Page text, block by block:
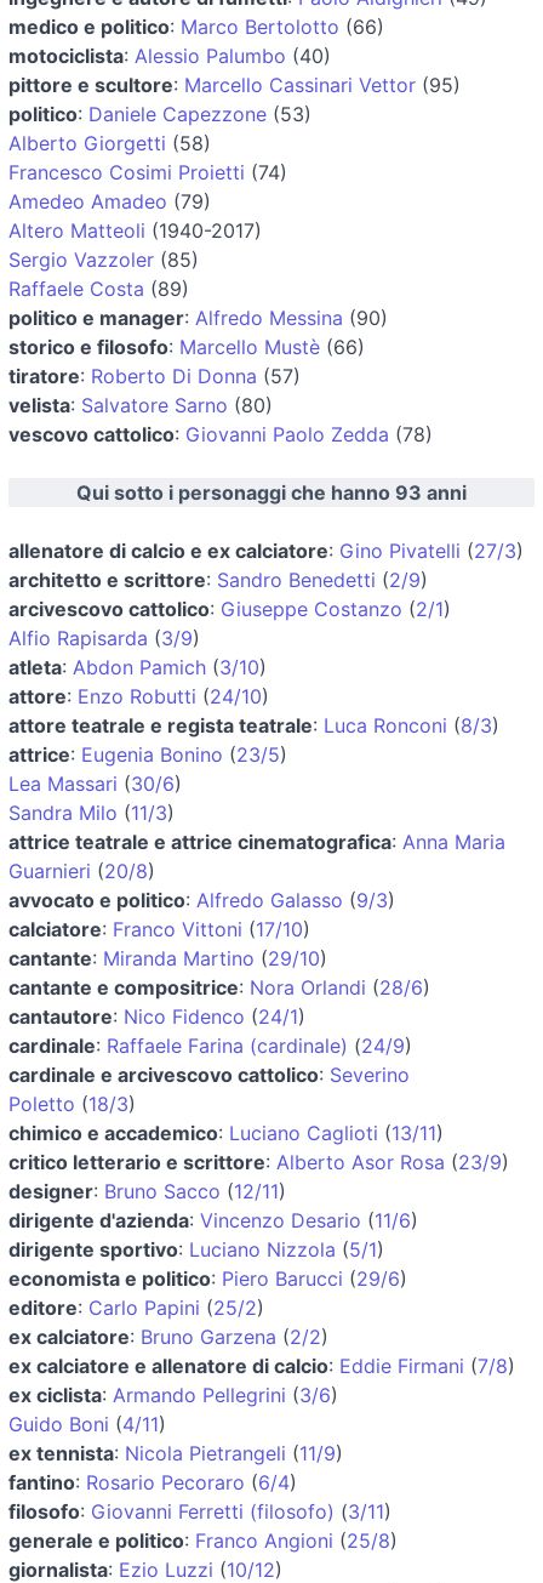
medico e politico: Marco Bertolotto (66)
motociclista: Alessio Palumbo (40)
pittore e scultore: Marcello Cassinari Vettor (95)
politico: Daniele Capezzone (53)
Alberto Giorgetti (58)
Francesco Cosimi Proietti (74)
Amedeo Amadeo (79)
Altero Matteoli (1940-2017)
Sergio Vazzoler (85)
Raffaele Costa (89)
politico e manager: Alfredo Messina (90)
storico e filosofo: Marcello Mustè (66)
tiratore: Roberto Di Donna (57)
velista: Salvatore Sarno (80)
vescovo cattolico: Giovanni Paolo Zedda (78)
Qui sotto i personaggi che hanno 93 anni
allenatore di calcio e ex calciatore: Gino Pivatelli (27/3)
architetto e scrittore: Sandro Benedetti (2/9)
arcivescovo cattolico: Giuseppe Costanzo (2/1)
Alfio Rapisarda (3/9)
atleta: Abdon Pamich (3/10)
attore: Enzo Robutti (24/10)
attore teatrale e regista teatrale: Luca Ronconi (8/3)
attrice: Eugenia Bonino (23/5)
Lea Massari (30/6)
Sandra Milo (11/3)
attrice teatrale e attrice cinematografica: Anna Maria
Guarnieri (20/8)
avvocato e politico: Alfredo Galasso (9/3)
calciatore: Franco Vittoni (17/10)
cantante: Miranda Martino (29/10)
cantante e compositrice: Nora Orlandi (28/6)
cantautore: Nico Fidenco (24/1)
cardinale: Raffaele Farina (cardinale) (24/9)
cardinale e arcivescovo cattolico: Severino
Poletto (18/3)
chimico e accademico: Luciano Caglioti (13/11)
critico letterario e scrittore: Alberto Asor Rosa (23/9)
designer: Bruno Sacco (12/11)
dirigente d'azienda: Vincenzo Desario (11/6)
dirigente sportivo: Luciano Nizzola (5/1)
economista e politico: Piero Barucci (29/6)
editore: Carlo Papini (25/2)
ex calciatore: Bruno Garzena (2/2)
ex calciatore e allenatore di calcio: Eddie Firmani (7/8)
ex ciclista: Armando Pellegrini (3/6)
Guido Boni (4/11)
ex tennista: Nicola Pietrangeli (11/9)
fantino: Rosario Pecoraro (6/4)
filosofo: Giovanni Ferretti (filosofo) (3/11)
generale e politico: Franco Angioni (25/8)
giornalista: Ezio Luzzi (10/12)